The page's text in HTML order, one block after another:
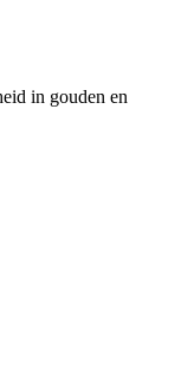
in gouden en